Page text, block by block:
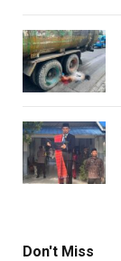
Don't Miss